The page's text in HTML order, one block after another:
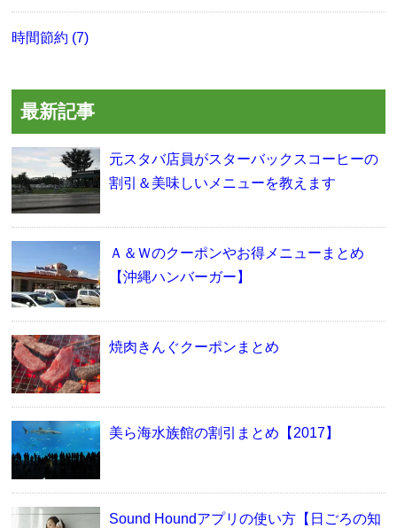
時間節約 (7)
最新記事
元スタバ店員がスターバックスコーヒーの
割引＆美味しいメニューを教えます
Ａ＆Ｗのクーポンやお得メニューまとめ
【沖縄ハンバーガー】
焼肉きんぐクーポンまとめ
美ら海水族館の割引まとめ【2017】
Sound Houndアプリの使い方【日ごろの知